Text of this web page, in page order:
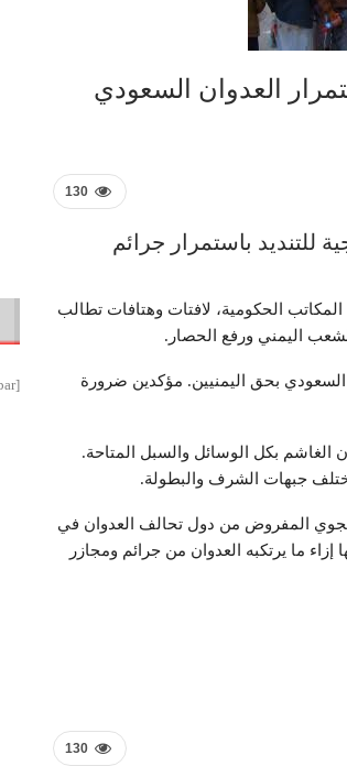
العدوان السعودي
130
7 نوفمبر 2015 وقفة احتجاجية للتنديد باستمرار جرائم
الحكومية، لافتات وهتافات تطالب
اليمني ورفع الحصار.
السعودي بحق اليمنيين. مؤكدين ضرورة
الغاشم بكل الوسائل والسبل المتاحة.
جبهات الشرف والبطولة.
المفروض من دول تحالف العدوان في
ما يرتكبه العدوان من جرائم ومجازر
130
[smbtoolbar]